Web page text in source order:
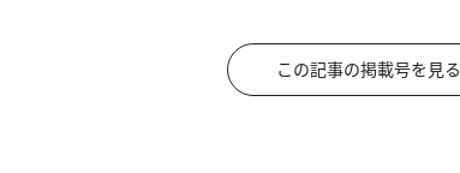
この記事の掲載号を見る